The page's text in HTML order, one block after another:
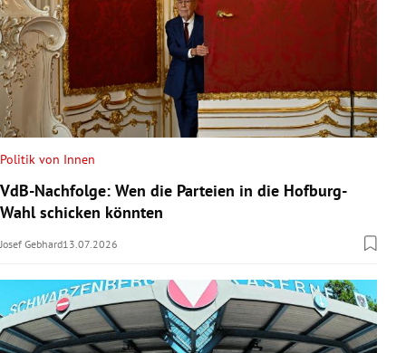
Politik von Innen
VdB-Nachfolge: Wen die Parteien in die Hofburg-
Wahl schicken könnten
Josef Gebhard13.07.2026